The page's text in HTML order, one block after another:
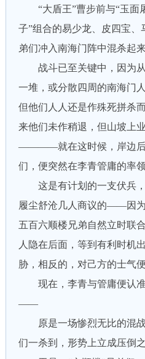
“大盾王”曹步前与“玉面
子”组合的易少龙、皮四宝
弟们冲入南海门阵中混杀
战斗已至关键中，因为从
一堆，或分散四周的南海门
但他们人人还是作殊死拼杀
来他们未作稍退，但山坡上
————就在这时候，岸边后
们，便突然在李青管庸的
这是有计划的一支伏兵，
履尘舒沧几人商议的——因
五百六顺楼兄弟自然立时联
人隐在后面，等到有利时机
胁，相反的，对己方的士气
现在，李青与管庸便认准
——
原是一场惨烈无比的混战
们一杀到，形势上立成压倒之